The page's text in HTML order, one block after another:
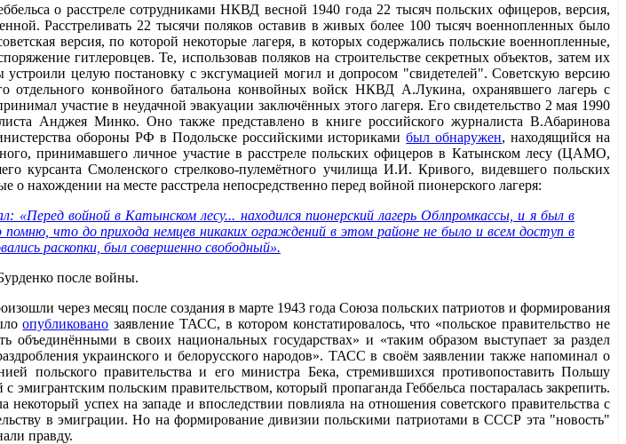
о расстреле сотрудниками НКВД весной 1940 года 22 тысяч польских офицеров, версия,
Расстреливать 22 тысячи поляков оставив в живых более 100 тысяч военнопленных было
версия, по которой некоторые лагеря, в которых содержались польские военнопленные,
гитлеровцев. Те, использовав поляков на строительстве секретных объектов, затем их
целую постановку с эксгумацией могил и допросом "свидетелей". Советскую версию
отдельного конвойного батальона конвойных войск НКВД А.Лукина, охранявшего лагерь с
участие в неудачной эвакуации заключённых этого лагеря. Его свидетельство 2 мая 1990
Анджея Минко. Оно также представлено в книге российского журналиста В.Абаринова
обороны РФ в Подольске российскими историкамибыл обнаружен, находящийся на
принимавшего личное участие в расстреле польских офицеров в Катынском лесу (ЦАМО,
курсанта Смоленского стрелково-пулемётного училища И.И. Кривого, видевшего польских
нахождении на месте расстрела непосредственно перед войной пионерского лагеря:
«Перед войной в Катынском лесу... находился пионерский лагерь Облпромкассы, и я был в
что до прихода немцев никаких ограждений в этом районе не было и всем доступ в
раскопки, был совершенно свободный».
после войны.
через месяц после создания в марте 1943 года Союза польских патриотов и формирования
опубликовано заявление ТАСС, в котором констатировалось, что «польское правительство не
объединёнными в своих национальных государствах» и «таким образом выступает за раздел
украинского и белорусского народов». ТАСС в своём заявлении также напоминал о
польского правительства и его министра Бека, стремившихся противопоставить Польшу
польским правительством, который пропаганда Геббельса постаралась закрепить.
успех на западе и впоследствии повлияла на отношения советского правительства с
в эмиграции. Но на формирование дивизии польскими патриотами в СССР эта "новость"
правду.